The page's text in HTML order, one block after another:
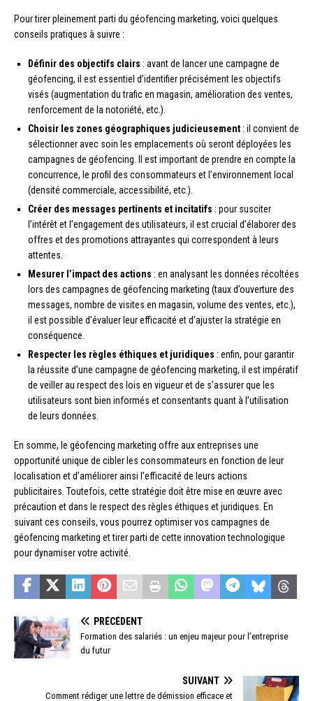
Pour tirer pleinement parti du géofencing marketing, voici quelques
conseils pratiques à suivre :
Définir des objectifs clairs : avant de lancer une campagne de
géofencing, il est essentiel d’identifier précisément les objectifs
visés (augmentation du trafic en magasin, amélioration des ventes,
renforcement de la notoriété, etc.).
Choisir les zones géographiques judicieusement : il convient de
sélectionner avec soin les emplacements où seront déployées les
campagnes de géofencing. Il est important de prendre en compte la
concurrence, le profil des consommateurs et l’environnement local
(densité commerciale, accessibilité, etc.).
Créer des messages pertinents et incitatifs : pour susciter
l’intérêt et l’engagement des utilisateurs, il est crucial d’élaborer des
offres et des promotions attrayantes qui correspondent à leurs
attentes.
Mesurer l’impact des actions : en analysant les données récoltées
lors des campagnes de géofencing marketing (taux d’ouverture des
messages, nombre de visites en magasin, volume des ventes, etc.),
il est possible d’évaluer leur efficacité et d’ajuster la stratégie en
conséquence.
Respecter les règles éthiques et juridiques : enfin, pour garantir
la réussite d’une campagne de géofencing marketing, il est impératif
de veiller au respect des lois en vigueur et de s’assurer que les
utilisateurs sont bien informés et consentants quant à l’utilisation
de leurs données.
En somme, le géofencing marketing offre aux entreprises une
opportunité unique de cibler les consommateurs en fonction de leur
localisation et d’améliorer ainsi l’efficacité de leurs actions
publicitaires. Toutefois, cette stratégie doit être mise en œuvre avec
précaution et dans le respect des règles éthiques et juridiques. En
suivant ces conseils, vous pourrez optimiser vos campagnes de
géofencing marketing et tirer parti de cette innovation technologique
pour dynamiser votre activité.
PRÉCÉDENT
Formation des salariés : un enjeu majeur pour l’entreprise
du futur
SUIVANT
Comment rédiger une lettre de démission efficace et